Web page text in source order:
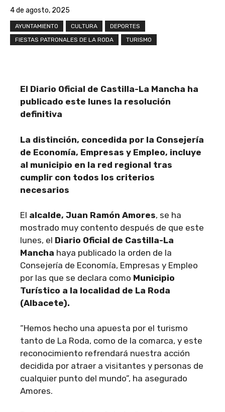
4 de agosto, 2025
AYUNTAMIENTO CULTURA
DEPORTES
FIESTAS PATRONALES DE LA RODA
TURISMO
El Diario Oficial de Castilla-La Mancha ha
publicado este lunes la resolución
definitiva
La distinción, concedida por la Consejería
de Economía, Empresas y Empleo, incluye
al municipio en la red regional tras
cumplir con todos los criterios
necesarios
El alcalde, Juan Ramón Amores, se ha
mostrado muy contento después de que este
lunes, el Diario Oficial de Castilla-La
Mancha haya publicado la orden de la
Consejería de Economía, Empresas y Empleo
por las que se declara como Municipio
Turístico a la localidad de La Roda
(Albacete).
“Hemos hecho una apuesta por el turismo
tanto de La Roda, como de la comarca, y este
reconocimiento refrendará nuestra acción
decidida por atraer a visitantes y personas de
cualquier punto del mundo”, ha asegurado
Amores.